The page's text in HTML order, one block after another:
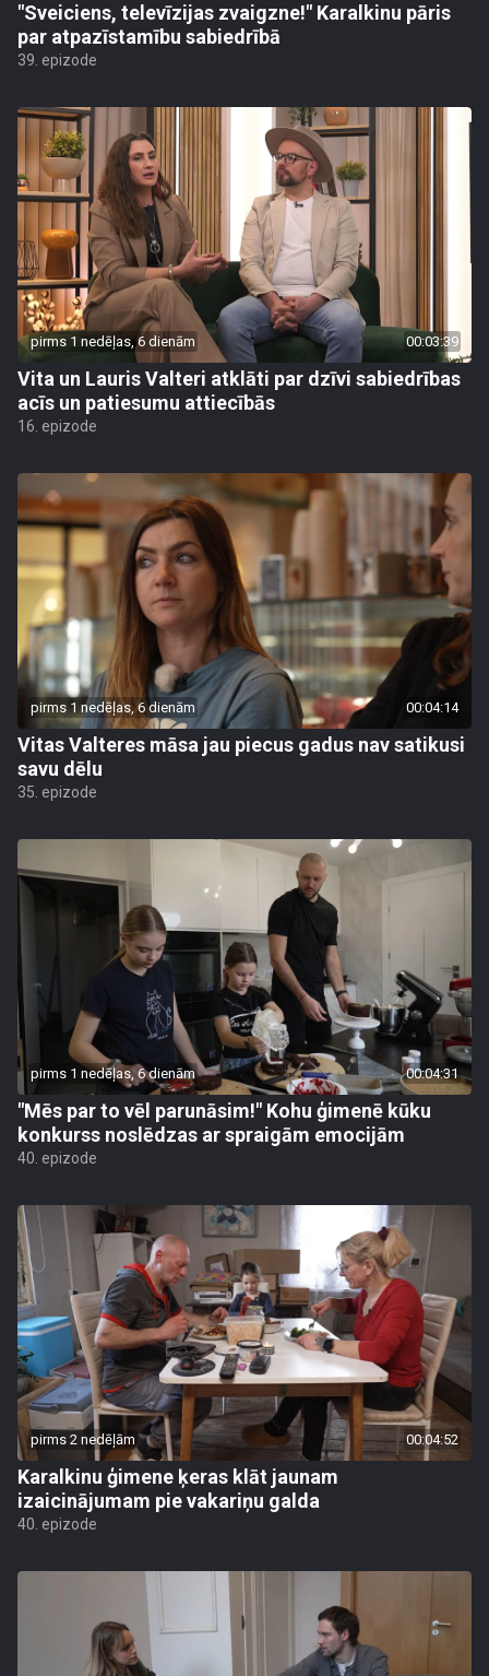
"Sveiciens, televīzijas zvaigzne!" Karalkinu pāris
par atpazīstamību sabiedrībā
39. epizode
pirms 1 nedēļas, 6 dienām 00:03:39
Vita un Lauris Valteri atklāti par dzīvi sabiedrības
acīs un patiesumu attiecībās
16. epizode
pirms 1 nedēļas, 6 dienām 00:04:14
Vitas Valteres māsa jau piecus gadus nav satikusi
savu dēlu
35. epizode
pirms 1 nedēļas, 6 dienām 00:04:31
"Mēs par to vēl parunāsim!" Kohu ģimenē kūku
konkurss noslēdzas ar spraigām emocijām
40. epizode
pirms 2 nedēļām 00:04:52
Karalkinu ģimene ķeras klāt jaunam
izaicinājumam pie vakariņu galda
40. epizode